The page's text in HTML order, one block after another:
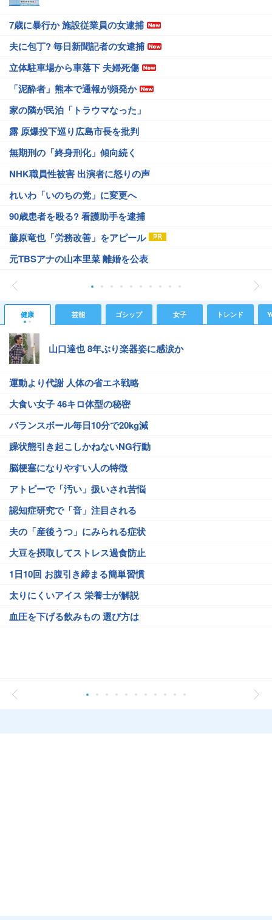
7歳に暴行か 施設従業員の女逮捕
夫に包丁? 毎日新聞記者の女逮捕
立体駐車場から車落下 夫婦死傷
「泥酔者」熊本で通報が頻発か
家の隣が民泊「トラウマなった」
露 原爆投下巡り広島市長を批判
無期刑の「終身刑化」傾向続く
NHK職員性被害 出演者に怒りの声
れいわ「いのちの党」に変更へ
90歳患者を殴る? 看護助手を逮捕
藤原竜也「労務改善」をアピール
元TBSアナの山本里菜 離婚を公表
健康 芸能 ゴシップ 女子 トレンド
山口達也 8年ぶり楽器姿に感涙か
運動より代謝 人体の省エネ戦略
大食い女子 46キロ体型の秘密
バランスボール毎日10分で20kg減
躁状態引き起こしかねないNG行動
脳梗塞になりやすい人の特徴
アトピーで「汚い」扱いされ苦悩
認知症研究で「音」注目される
夫の「産後うつ」にみられる症状
大豆を摂取してストレス過食防止
1日10回 お腹引き締まる簡単習慣
太りにくいアイス 栄養士が解説
血圧を下げる飲みもの 選び方は